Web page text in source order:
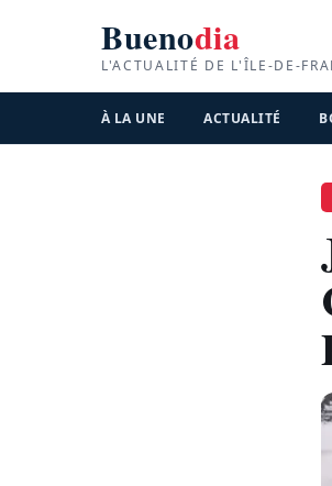
Buenodia
L'ACTUALITÉ DE L'ÎLE-DE-
À LA UNE ACTUALITÉ